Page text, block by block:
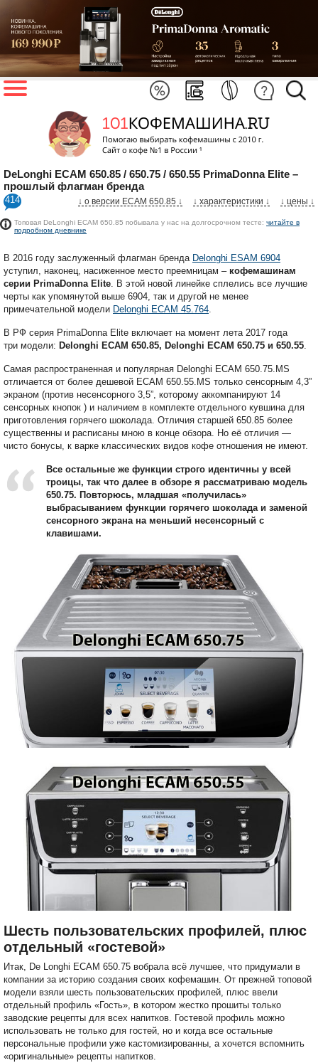
DeLonghi ECAM 650.85 / 650.75 / 650.55 PrimaDonna Elite –
прошлый флагман бренда
414 ↓ цены ↓
↓ характеристики ↓
↓ о версии ECAM 650.85 ↓
Топовая DeLonghi ECAM 650.85 побывала у нас на долгосрочном тесте: читайте в
подробном дневнике
В 2016 году заслуженный флагман бренда Delonghi ESAM 6904
уступил, наконец, насиженное место преемницам – кофемашинам
серии PrimaDonna Elite . В этой новой линейке сплелись все лучшие
черты как упомянутой выше 6904, так и другой не менее
примечательной модели Delonghi ECAM 45.764
В РФ серия PrimaDonna Elite включает на момент лета 2017 года
три модели: Delonghi ECAM 650.85, Delonghi ECAM 650.75 и 650.55
Самая распространенная и популярная Delonghi ECAM 650.75.MS
отличается от более дешевой ECAM 650.55.MS только сенсорным 4,3”
экраном (против несенсорного 3,5”, которому аккомпанируют 14
сенсорных кнопок ) и наличием в комплекте отдельного кувшина для
приготовления горячего шоколада. Отличия старшей 650.85 более
существенны и расписаны мною в конце обзора. Но её отличия —
чисто бонусы, к варке классических видов кофе отношения не имеют.
Все остальные же функции строго идентичны у всей
троицы, так что далее в обзоре я рассматриваю модель
650.75. Повторюсь, младшая «получилась»
выбрасыванием функции горячего шоколада и заменой
сенсорного экрана на меньший несенсорный с
клавишами.
Шесть пользовательских профилей, плюс
отдельный «гостевой»
Итак, De Longhi ECAM 650.75 вобрала всё лучшее, что придумали в
компании за историю создания своих кофемашин. От прежней топовой
модели взяли шесть пользовательских профилей, плюс ввели
отдельный профиль «Гость», в котором жестко прошиты только
заводские рецепты для всех напитков. Гостевой профиль можно
использовать не только для гостей, но и когда все остальные
персональные профили уже кастомизированны, а хочется вспомнить
«оригинальные» рецепты напитков.